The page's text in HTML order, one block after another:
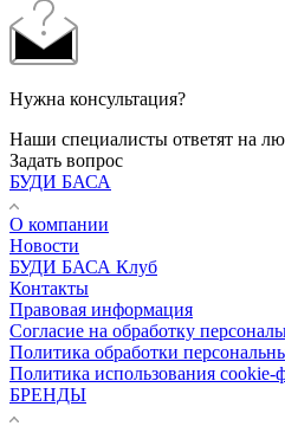
Нужна консультация?
Наши специалисты ответят на
Задать вопрос
БУДИ БАСА
О компании
Новости
БУДИ БАСА Клуб
Контакты
Правовая информация
Согласие на обработку
Политика обработки
Политика использования cookie-
БРЕНДЫ